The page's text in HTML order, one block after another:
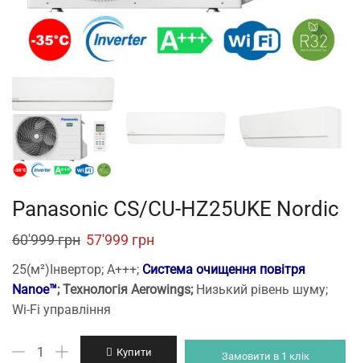
Panasonic CS/CU-HZ25UKE Nordic
60'999грн Original
price
was:
60'999 грн.
57'999 грн
price
is:
25(м²)Інвертор; А+++; Система очищення повітря
Nanoe™; Технологія Aerowings;Низький рівень шуму;
Wi-Fi управління
Panasonic
Купити Замовити в 1 клік